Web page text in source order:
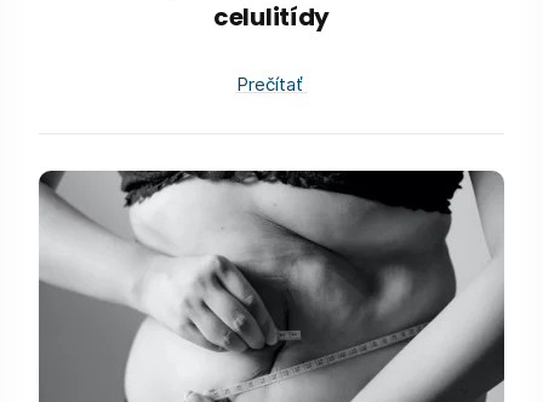
celulitídy
Prečítať